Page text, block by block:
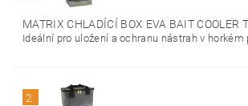
MATRIX CHLADÍCÍ BOX EVA BAIT COOLER
Ideální pro uložení a ochranu nástrah v horkém
2.